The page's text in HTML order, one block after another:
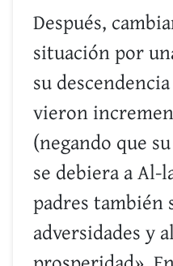
Después,
situación por
su
vieron
(negando que
se debiera a Al-
padres también
adversidades y